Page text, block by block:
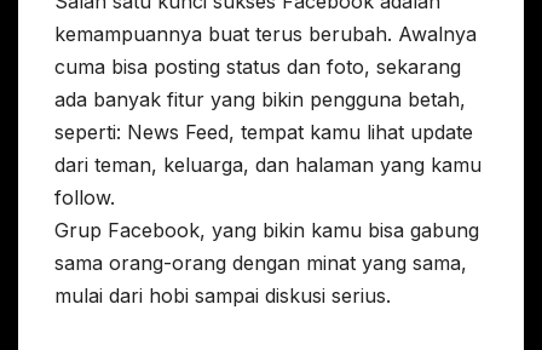
kemampuannya buat terus berubah. Awalnya
cuma bisa posting status dan foto, sekarang
ada banyak fitur yang bikin pengguna betah,
seperti: News Feed, tempat kamu lihat update
dari teman, keluarga, dan halaman yang kamu
follow.
Grup Facebook, yang bikin kamu bisa gabung
sama orang-orang dengan minat yang sama,
mulai dari hobi sampai diskusi serius.